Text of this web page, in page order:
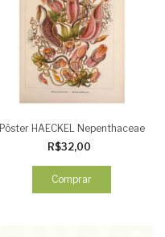
Pôster HAECKEL Nepenthaceae
R$32,00
Comprar